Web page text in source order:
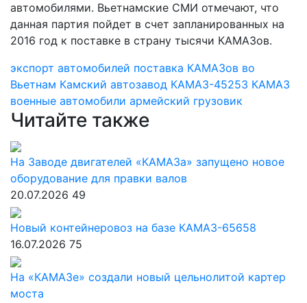
автомобилями. Вьетнамские СМИ отмечают, что
данная партия пойдет в счет запланированных на
2016 год к поставке в страну тысячи КАМАЗов.
экспорт автомобилей поставка КАМАЗов во
Вьетнам Камский автозавод КАМАЗ-45253 КАМАЗ
военные автомобили армейский грузовик
Читайте также
На Заводе двигателей «КАМАЗа» запущено новое
оборудование для правки валов
20.07.2026 49
Новый контейнеровоз на базе КАМАЗ-65658
16.07.2026 75
На «КАМАЗе» создали новый цельнолитой картер
моста